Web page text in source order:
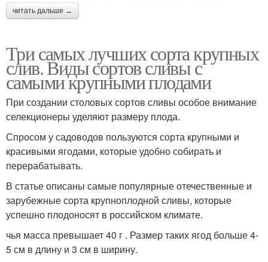
читать дальше →
Три самых лучших сорта крупных
слив. Виды сортов сливы с
самыми крупными плодами
При создании столовых сортов сливы особое внимание
селекционеры уделяют размеру плода.
Спросом у садоводов пользуются сорта крупными и
красивыми ягодами, которые удобно собирать и
перерабатывать.
В статье описаны самые популярные отечественные и
зарубежные сорта крупноплодной сливы, которые
успешно плодоносят в российском климате.
чья масса превышает 40 г . Размер таких ягод больше 4-
5 см в длину и 3 см в ширину.